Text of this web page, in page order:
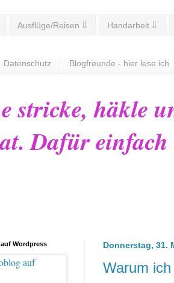
Ausflüge/Reisen ⇓ Handarbeit ⇓
Datenschutz Blogfreunde - hier lese ich
stricke, häkle
Dafür
Donnerstag, 31.
Warum
Wordpress